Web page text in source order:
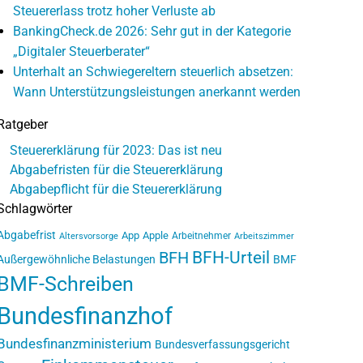
Steuererlass trotz hoher Verluste ab
BankingCheck.de 2026: Sehr gut in der Kategorie
„Digitaler Steuerberater“
Unterhalt an Schwiegereltern steuerlich absetzen:
Wann Unterstützungsleistungen anerkannt werden
Steuererklärung für 2023: Das ist neu
Abgabefristen für die Steuererklärung
Abgabepflicht für die Steuererklärung
Altersvorsorge App Apple Arbeitnehmer Arbeitszimmer
Belastungen BFH BFH-Urteil BMF
Schreiben
Bundesverfassungsgericht